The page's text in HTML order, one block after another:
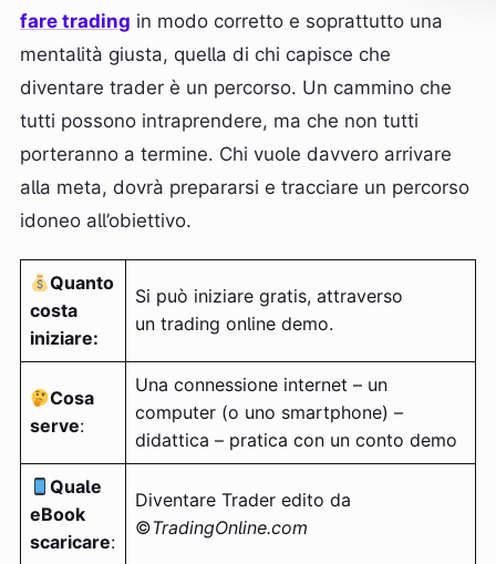
fare trading in modo corretto e soprattutto una
mentalità giusta, quella di chi capisce che
diventare trader è un percorso. Un cammino che
tutti possono intraprendere, ma che non tutti
porteranno a termine. Chi vuole davvero arrivare
alla meta, dovrà prepararsi e tracciare un percorso
idoneo all’obiettivo.
Quanto
costa
iniziare:
Si può iniziare gratis, attraverso
un trading online demo.
Cosa
serve:
Una connessione internet – un
computer (o uno smartphone) –
didattica – pratica con un conto demo
Quale
eBook
scaricare:
Diventare Trader edito da
©TradingOnline.com